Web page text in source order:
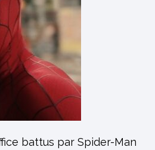
battus par Spider-Man